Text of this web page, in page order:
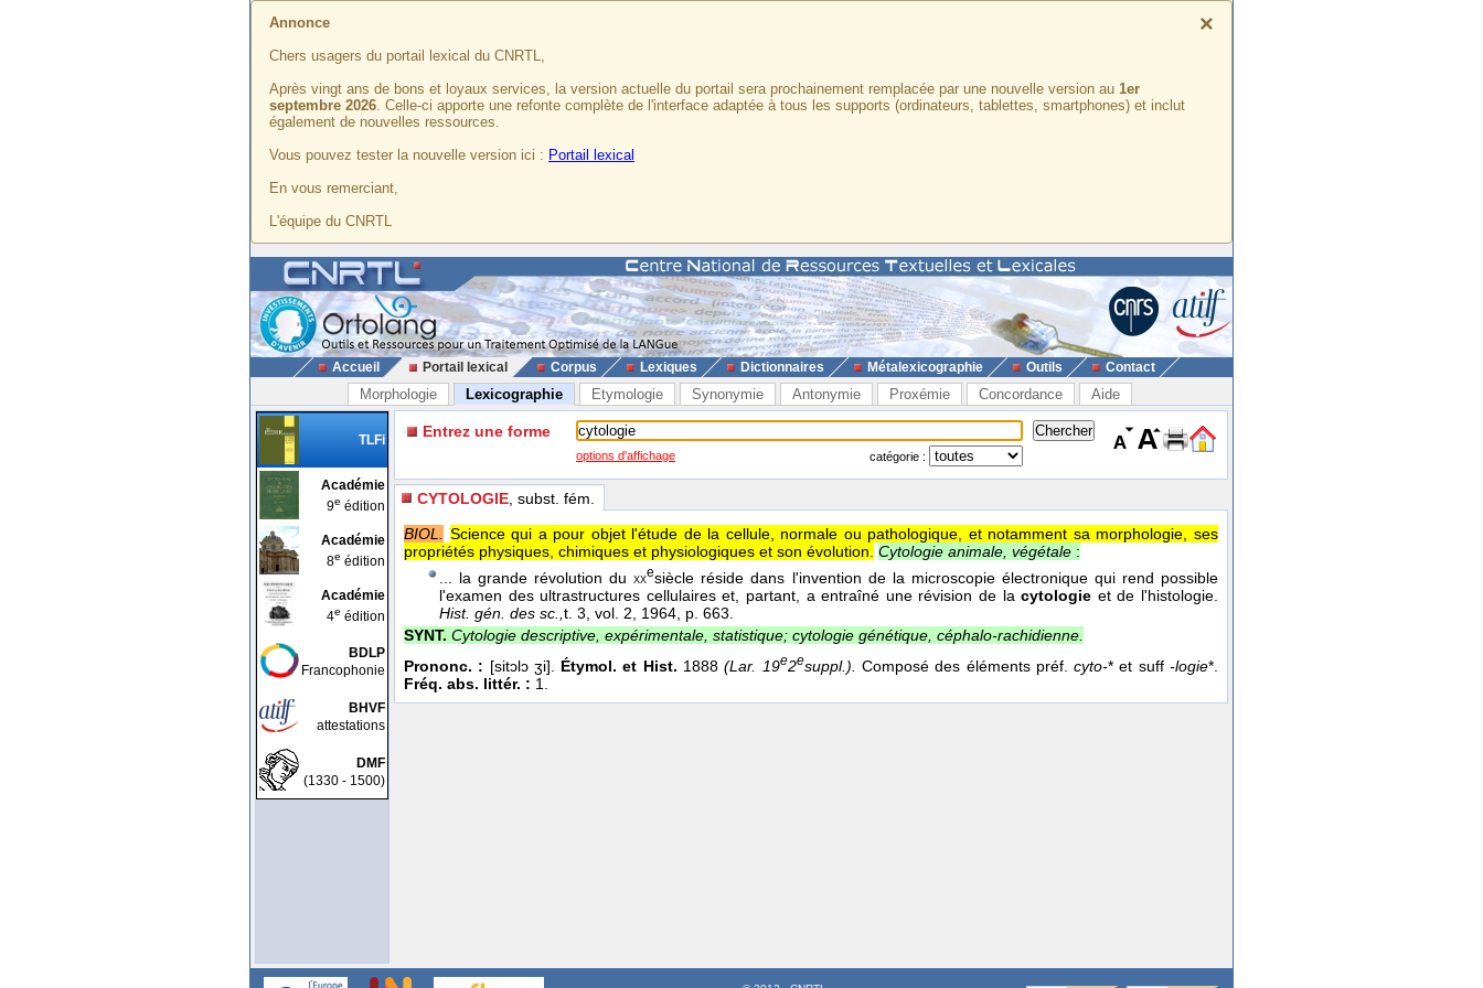
×
Annonce
Chers usagers du portail lexical du CNRTL,
Après vingt ans de bons et loyaux services, la version actuelle du portail sera prochainement remplacée par une nouvelle version au 1er
septembre 2026. Celle-ci apporte une refonte complète de l'interface adaptée à tous les supports (ordinateurs, tablettes, smartphones) et inclut
également de nouvelles ressources.
Vous pouvez tester la nouvelle version ici : Portail lexical
En vous remerciant,
L'équipe du CNRTL
Accueil Portail lexical Corpus Lexiques Dictionnaires Métalexicographie Outils Contact
Morphologie Lexicographie Etymologie Synonymie Antonymie Proxémie Concordance Aide
TLFi
Académie
9e édition
Académie
8e édition
Académie
4e édition
BDLP
Francophonie
BHVF
attestations
DMF
(1330 - 1500)
Entrez une forme
options d'affichage catégorie :
CYTOLOGIE , subst. fém.
BIOL. Science qui a pour objet l'étude de la cellule, normale ou pathologique, et notamment sa morphologie, ses
propriétés physiques, chimiques et physiologiques et son évolution. Cytologie animale, végétale :
... la grande révolution duxxesiècle réside dans l'invention de la microscopie électronique qui rend possible
l'examen des ultrastructures cellulaires et, partant, a entraîné une révision de lacytologie et de l'histologie.
Hist. gén. des sc., t. 3, vol. 2 , 1964 , p. 663.
SYNT. Cytologie descriptive, expérimentale, statistique; cytologie génétique, céphalo-rachidienne.
Prononc. : [sitɔlɔ ʒi]. Étymol. et Hist. 1888(Lar. 19e2esuppl.). Composé des éléments préf.cyto-* et suff-logie*.
Fréq. abs. littér. : 1.